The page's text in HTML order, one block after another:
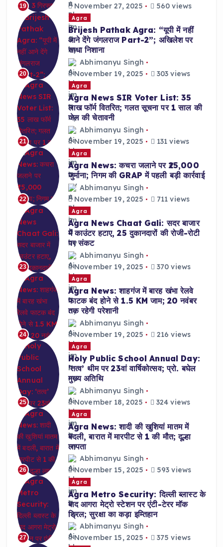
19 November 27, 2025 560 views
20
Agra
Brijesh Pathak Agra: “यूपी में नहीं
आने देंगे जंगलराज Part-2”; अखिलेश पर
साधा निशाना
Abhimanyu Singh
November 19, 2025
303 views
21
Agra
Agra News SIR Voter List: 35
लाख फॉर्म वितरित; गलत सूचना पर 1 साल की
जेल की चेतावनी
Abhimanyu Singh
November 19, 2025
131 views
22
Agra
Agra News: कचरा जलाने पर ₹25,000
जुर्माना; निगम की GRAP में पहली बड़ी कार्रवाई
Abhimanyu Singh
November 19, 2025
711 views
23
Agra
Agra News Chaat Gali: सदर बाजार
में काउंटर हटाए, 25 दुकानदारों की रोजी-रोटी
पर संकट
Abhimanyu Singh
November 19, 2025
370 views
24
Agra
Agra News: शाहगंज में बारह खंभा रेलवे
फाटक बंद होने से 1.5 KM जाम; 20 नवंबर
तक रहेगी परेशानी
Abhimanyu Singh
November 19, 2025
216 views
25
Agra
Holy Public School Annual Day:
‘तत्व’ थीम पर 23वां वार्षिकोत्सव; प्रो. बघेल
मुख्य अतिथि
Abhimanyu Singh
November 18, 2025
324 views
26
Agra
Agra News: शादी की खुशियां मातम में
बदली, बारात में मारपीट से 1 की मौत; दूल्हा
लापता
Abhimanyu Singh
November 15, 2025
593 views
27
Agra
Agra Metro Security: दिल्ली ब्लास्ट के
बाद आगरा मेट्रो स्टेशन पर एंटी-टेरर मॉक
ड्रिल; सुरक्षा का कड़ा इम्तिहान
Abhimanyu Singh
November 15, 2025
375 views